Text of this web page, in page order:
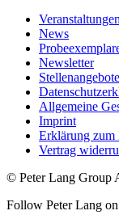
Veranstaltungen
News
Newsletter
Stellenangebote
Allgemeine
Imprint
Erklärung
Vertrag
© Peter Lang Group
Follow Peter Lang on